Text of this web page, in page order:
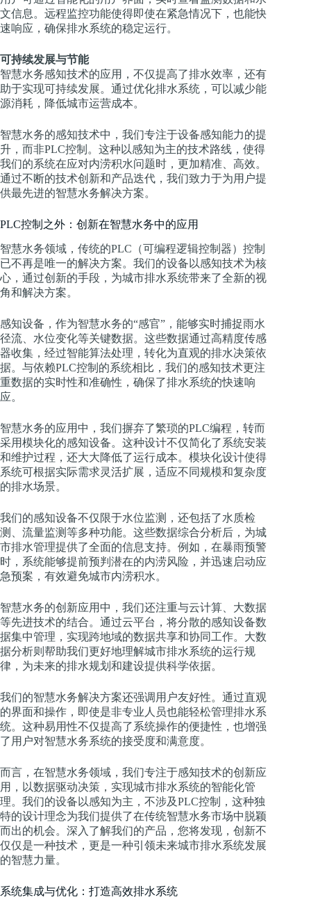
文信息。远程监控功能使得即使在紧急情况下，也能快
速响应，确保排水系统的稳定运行。
可持续发展与节能
智慧水务感知技术的应用，不仅提高了排水效率，还有
助于实现可持续发展。通过优化排水系统，可以减少能
源消耗，降低城市运营成本。
智慧水务的感知技术中，我们专注于设备感知能力的提
升，而非PLC控制。这种以感知为主的技术路线，使得
我们的系统在应对内涝积水问题时，更加精准、高效。
通过不断的技术创新和产品迭代，我们致力于为用户提
供最先进的智慧水务解决方案。
PLC控制之外：创新在智慧水务中的应用
智慧水务领域，传统的PLC（可编程逻辑控制器）控制
已不再是唯一的解决方案。我们的设备以感知技术为核
心，通过创新的手段，为城市排水系统带来了全新的视
角和解决方案。
感知设备，作为智慧水务的“感官”，能够实时捕捉雨水
径流、水位变化等关键数据。这些数据通过高精度传感
器收集，经过智能算法处理，转化为直观的排水决策依
据。与依赖PLC控制的系统相比，我们的感知技术更注
重数据的实时性和准确性，确保了排水系统的快速响
应。
智慧水务的应用中，我们摒弃了繁琐的PLC编程，转而
采用模块化的感知设备。这种设计不仅简化了系统安装
和维护过程，还大大降低了运行成本。模块化设计使得
系统可根据实际需求灵活扩展，适应不同规模和复杂度
的排水场景。
我们的感知设备不仅限于水位监测，还包括了水质检
测、流量监测等多种功能。这些数据综合分析后，为城
市排水管理提供了全面的信息支持。例如，在暴雨预警
时，系统能够提前预判潜在的内涝风险，并迅速启动应
急预案，有效避免城市内涝积水。
智慧水务的创新应用中，我们还注重与云计算、大数据
等先进技术的结合。通过云平台，将分散的感知设备数
据集中管理，实现跨地域的数据共享和协同工作。大数
据分析则帮助我们更好地理解城市排水系统的运行规
律，为未来的排水规划和建设提供科学依据。
我们的智慧水务解决方案还强调用户友好性。通过直观
的界面和操作，即使是非专业人员也能轻松管理排水系
统。这种易用性不仅提高了系统操作的便捷性，也增强
了用户对智慧水务系统的接受度和满意度。
而言，在智慧水务领域，我们专注于感知技术的创新应
用，以数据驱动决策，实现城市排水系统的智能化管
理。我们的设备以感知为主，不涉及PLC控制，这种独
特的设计理念为我们提供了在传统智慧水务市场中脱颖
而出的机会。深入了解我们的产品，您将发现，创新不
仅仅是一种技术，更是一种引领未来城市排水系统发展
的智慧力量。
系统集成与优化：打造高效排水系统